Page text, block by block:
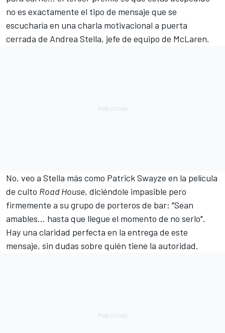
no es exactamente el tipo de mensaje que se
escucharía en una charla motivacional a puerta
cerrada de Andrea Stella, jefe de equipo de McLaren.
No, veo a Stella más como Patrick Swayze en la película
de culto Road House, diciéndole impasible pero
firmemente a su grupo de porteros de bar: "Sean
amables... hasta que llegue el momento de no serlo".
Hay una claridad perfecta en la entrega de este
mensaje, sin dudas sobre quién tiene la autoridad.